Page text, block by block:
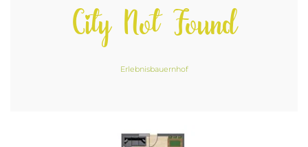
City Not Found
Erlebnisbauernhof